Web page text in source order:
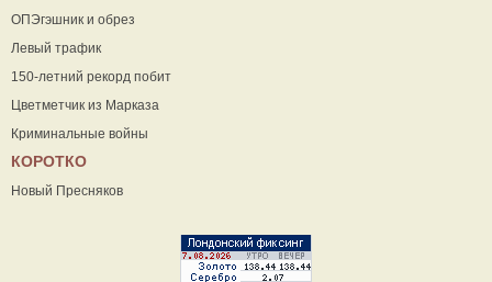
ОПЭгэшник и обрез
Левый трафик
150-летний рекорд побит
Цветметчик из Марказа
Криминальные войны
КОРОТКО
Новый Пресняков